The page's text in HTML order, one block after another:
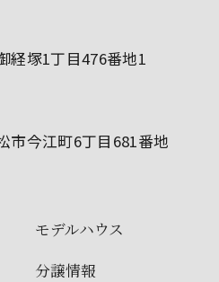
経塚1丁目476番地1
市今江町6丁目681番地
モデルハウス
分譲情報